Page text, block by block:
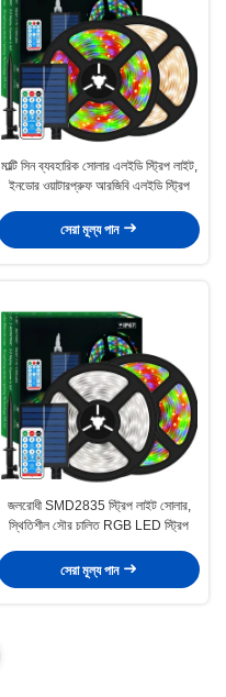
মাল্টি সিন ব্যবহারিক সোলার এলইডি স্ট্রিপ লাইট,
ইনডোর ওয়াটারপ্রুফ আরজিবি এলইডি স্ট্রিপ
সেরা মূল্য পান
জলরোধী SMD2835 স্ট্রিপ লাইট সোলার,
স্থিতিশীল সৌর চালিত RGB LED স্ট্রিপ
সেরা মূল্য পান